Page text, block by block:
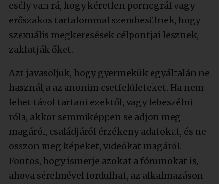
esély van rá, hogy kéretlen pornográf vagy
erőszakos tartalommal szembesülnek, hogy
szexuális megkeresések célpontjai lesznek,
zaklatják őket.
Azt javasoljuk, hogy gyermekük egyáltalán ne
használja az anonim csetfelületeket. Ha nem
lehet távol tartani ezektől, vagy lebeszélni
róla, akkor semmiképpen se adjon meg
magáról, családjáról érzékeny adatokat, és ne
osszon meg képeket, videókat magáról.
Fontos, hogy ismerje azokat a fórumokat is,
ahova sérelmével fordulhat, az alkalmazáson